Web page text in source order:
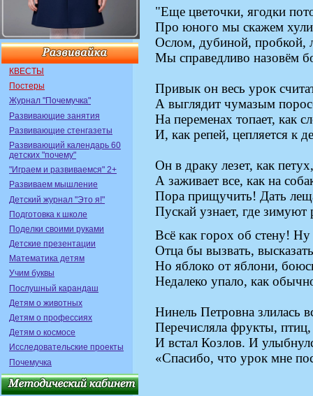
КВЕСТЫ
Постеры
Журнал "Почемучка"
Развивающие занятия
Развивающие стенгазеты
Развивающий календарь 60
детских "почему"
"Играем и развиваемся" 2+
Развиваем мышление
Детский журнал "Это я!"
Подготовка к школе
Поделки своими руками
Детские презентации
Математика детям
Учим буквы
Послушный карандаш
Детям о животных
Детям о профессиях
Детям о космосе
Исследовательские проекты
Почемучка
"Еще цветочки, ягодки
Про юного мы скажем
Ослом, дубиной, пробкой,
Мы справедливо назовём
Привык он весь урок
А выглядит чумазым
На переменах топает, как
И, как репей, цепляется к
Он в драку лезет, как
А заживает все, как на
Пора прищучить! Дать
Пускай узнает, где зимуют
Всё как горох об стену! Ну
Отца бы вызвать,
Но яблоко от яблони,
Недалеко упало, как
Нинель Петровна злилась
Перечисляла фрукты,
И встал Козлов. И
«Спасибо, что урок мне